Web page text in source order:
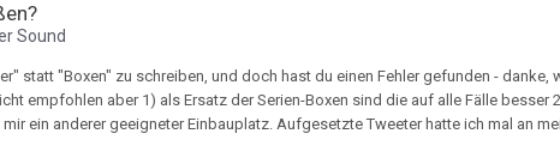
Sound
statt "Boxen" zu schreiben, und doch hast du einen Fehler gefunden - danke,
empfohlen aber 1) als Ersatz der Serien-Boxen sind die auf alle Fälle besser
ein anderer geeigneter Einbauplatz. Aufgesetzte Tweeter hatte ich mal an